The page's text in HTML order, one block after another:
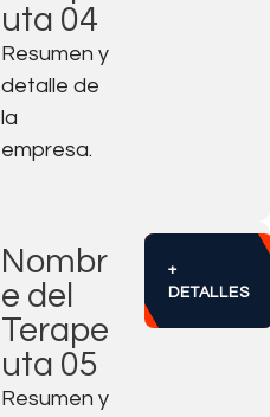
uta 04
Resumen y
detalle de
la
empresa.
Nombr
e del
Terape
uta 05
Resumen y
+
DETALLES